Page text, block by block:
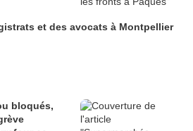
et des avocats à Montpellier
bloqués,